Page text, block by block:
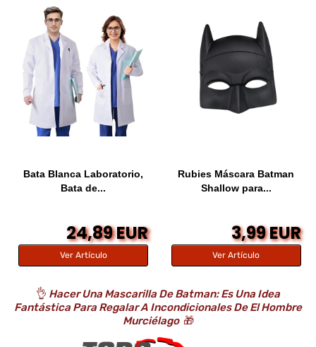
Bata Blanca Laboratorio,
Bata de...
24,89 EUR
Ver Artículo
Rubies Máscara Batman
Shallow para...
3,99 EUR
Ver Artículo
👌 Hacer Una Mascarilla De Batman: Es Una Idea
Fantástica Para Regalar A Incondicionales De El Hombre
Murciélago 🎁